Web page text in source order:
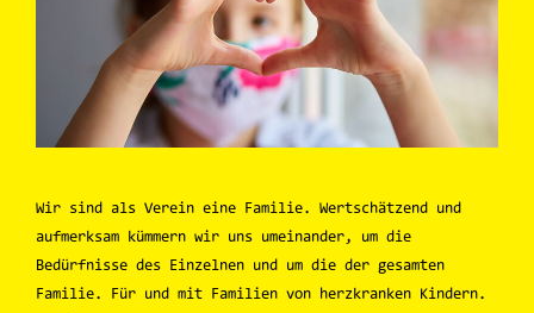
Wir sind als Verein eine Familie. Wertschätzend und
aufmerksam kümmern wir uns umeinander, um die
Bedürfnisse des Einzelnen und um die der gesamten
Familie. Für und mit Familien von herzkranken Kindern.